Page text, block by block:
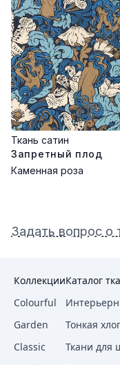
Ткань сатин
Запретный плод
Каменная роза
Задать вопрос о
Коллекции
Colourful
Garden
Classic
Каталог
Ткани для